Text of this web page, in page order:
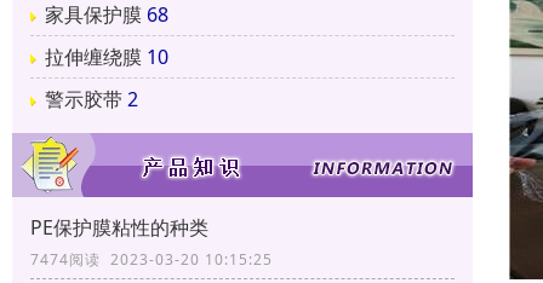
家具保护膜 68
拉伸缠绕膜 10
警示胶带2
PE保护膜粘性的种类
7474阅读 2023-03-20 10:15:25